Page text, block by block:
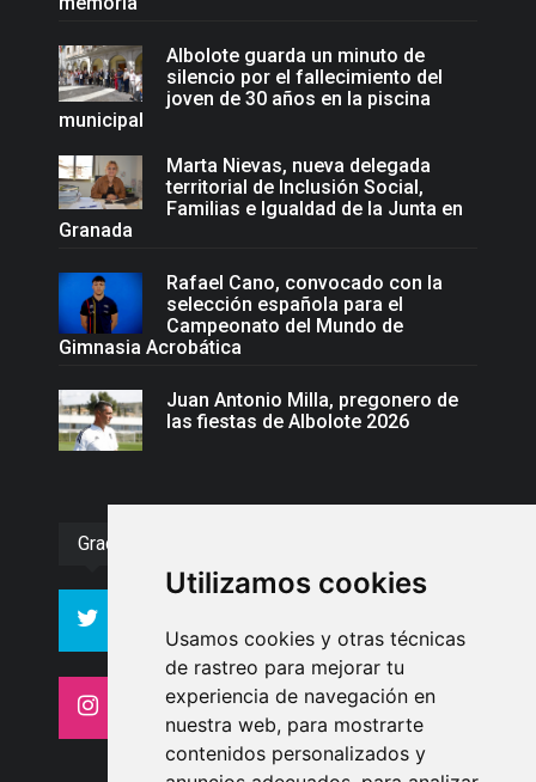
Utilizamos cookies
Usamos cookies y otras técnicas
de rastreo para mejorar tu
experiencia de navegación en
nuestra web, para mostrarte
contenidos personalizados y
Albolote guarda un minuto de
silencio por el fallecimiento del
joven de 30 años en la piscina
municipal
Marta Nievas, nueva delegada
territorial de Inclusión Social,
Familias e Igualdad de la Junta en
Granada
Rafael Cano, convocado con la
selección española para el
Campeonato del Mundo de
Gimnasia Acrobática
Juan Antonio Milla, pregonero de
las fiestas de Albolote 2026
Gracias :)
Seguidores
Seguidores
4413
Seguidores
26
Seguidores